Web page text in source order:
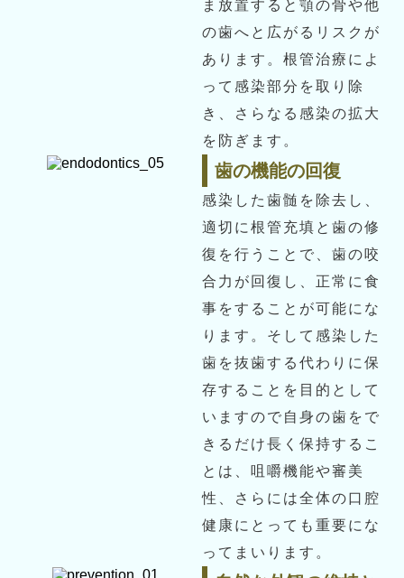
ま放置すると顎の骨や他
の歯へと広がるリスクが
あります。根管治療によ
って感染部分を取り除
き、さらなる感染の拡大
を防ぎます。
歯の機能の回復
感染した歯髄を除去し、
適切に根管充填と歯の修
復を行うことで、歯の咬
合力が回復し、正常に食
事をすることが可能にな
ります。そして感染した
歯を抜歯する代わりに保
存することを目的として
いますので自身の歯をで
きるだけ長く保持するこ
とは、咀嚼機能や審美
性、さらには全体の口腔
健康にとっても重要にな
ってまいります。